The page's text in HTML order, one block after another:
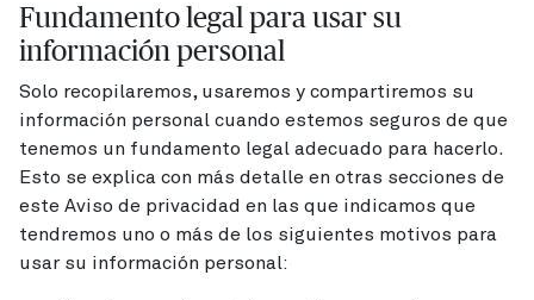
Fundamento legal para usar su
información personal
Solo recopilaremos, usaremos y compartiremos su
información personal cuando estemos seguros de que
tenemos un fundamento legal adecuado para hacerlo.
Esto se explica con más detalle en otras secciones de
este Aviso de privacidad en las que indicamos que
tendremos uno o más de los siguientes motivos para
usar su información personal: